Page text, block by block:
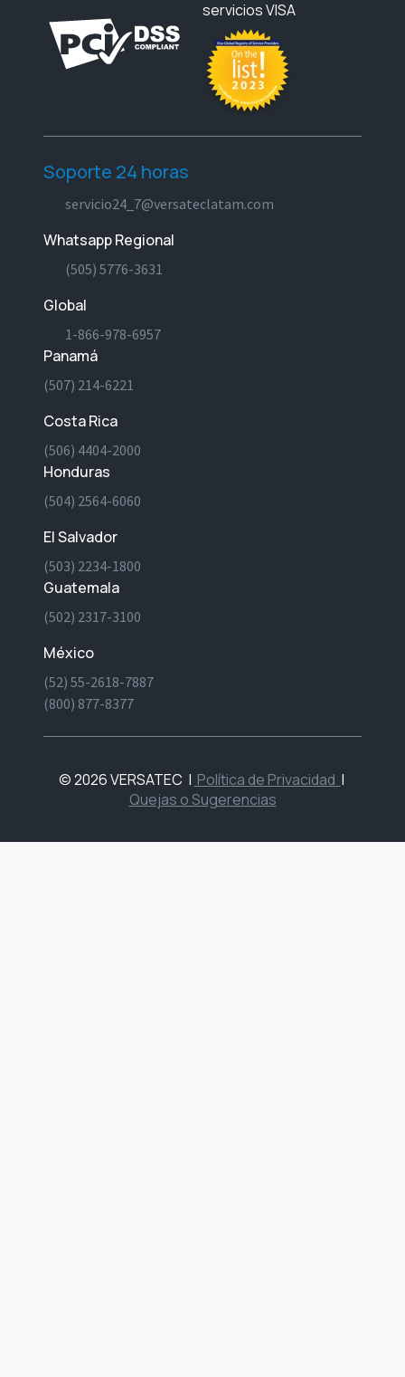
servicios VISA
Soporte 24 horas
servicio24_7@versateclatam.com
Whatsapp Regional
(505) 5776-3631
Global
1-866-978-6957
Panamá
(507) 214-6221
Costa Rica
(506) 4404-2000
Honduras
(504) 2564-6060
El Salvador
(503) 2234-1800
Guatemala
(502) 2317-3100
México
(52) 55-2618-7887
(800) 877-8377
© 2026 VERSATEC | Política de Privacidad |
Quejas o Sugerencias